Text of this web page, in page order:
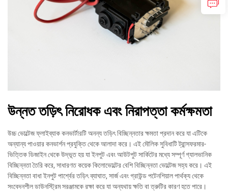
উন্নত তড়িৎ নিরোধক এবং নিরাপত্তা কর্মক্ষমতা
উচ্চ ভোল্টেজ ফ্লাইব্যাক কনভার্টারটি অনন্য তড়িৎ বিচ্ছিন্নতার ক্ষমতা প্রদান করে যা এটিকে
অন্যান্য পাওয়ার কনভার্শন প্রযুক্তি থেকে আলাদা করে। এই মৌলিক সুবিধাটি ট্রান্সফরমার-
ভিত্তিক ডিজাইন থেকে উদ্ভূত হয় যা ইনপুট এবং আউটপুট সার্কিটের মধ্যে সম্পূর্ণ গ্যালভানিক
বিচ্ছিন্নতা তৈরি করে, সাধারণত কয়েক কিলোভোল্টের বেশি বিচ্ছিন্নতা ভোল্টেজ সহ্য করে। এই
বিচ্ছিন্নতা বাধা ইনপুট পার্শ্বের তড়িৎ ব্যাঘাত, সার্জ এবং গ্রাউন্ড পটেনশিয়াল পার্থক্য থেকে
সংবেদনশীল ডাউনস্ট্রিম সরঞ্জামকে রক্ষা করে যা অন্যথায় ক্ষতি বা ত্রুটির কারণ হতে পারে।